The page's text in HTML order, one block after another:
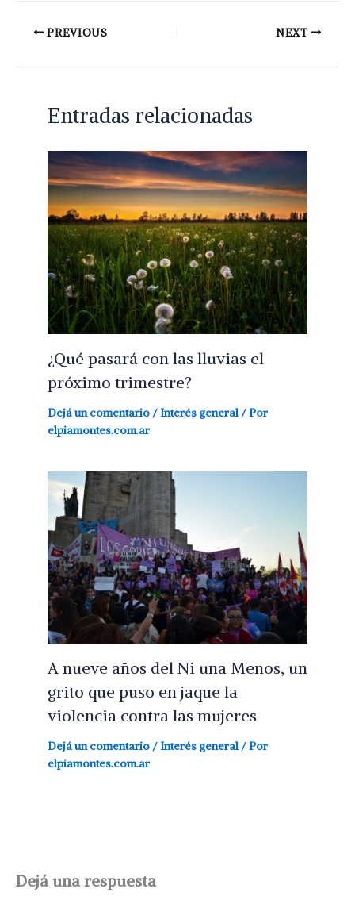
PREVIOUS NEXT
Entradas relacionadas
¿Qué pasará con las lluvias el
próximo trimestre?
Dejá un comentario / Interés general/ Por
elpiamontes.com.ar
A nueve años del Ni una Menos, un
grito que puso en jaque la
violencia contra las mujeres
Dejá un comentario / Interés general/ Por
elpiamontes.com.ar
Dejá una respuesta